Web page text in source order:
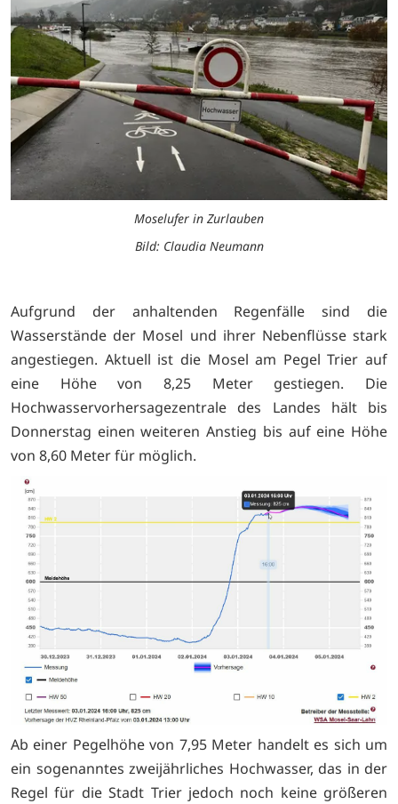
Moselufer in Zurlauben
Bild: Claudia Neumann
Aufgrund der anhaltenden Regenfälle sind die
Wasserstände der Mosel und ihrer Nebenflüsse stark
angestiegen. Aktuell ist die Mosel am Pegel Trier auf
eine Höhe von 8,25 Meter gestiegen. Die
Hochwasservorhersagezentrale des Landes hält bis
Donnerstag einen weiteren Anstieg bis auf eine Höhe
von 8,60 Meter für möglich.
Ab einer Pegelhöhe von 7,95 Meter handelt es sich um
ein sogenanntes zweijährliches Hochwasser, das in der
Regel für die Stadt Trier jedoch noch keine größeren